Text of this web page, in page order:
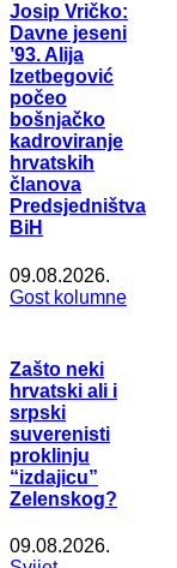
Josip Vričko:
Davne jeseni
’93. Alija
Izetbegović
počeo
bošnjačko
kadroviranje
hrvatskih
članova
Predsjedništva
BiH
09.08.2026.
Gost kolumne
Zašto neki
hrvatski ali i
srpski
suverenisti
proklinju
“izdajicu”
Zelenskog?
09.08.2026.